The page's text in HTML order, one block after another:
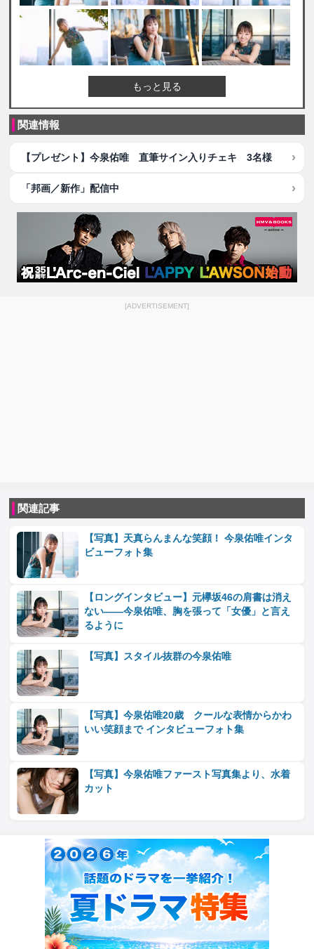
もっと見る
関連情報
【プレゼント】今泉佑唯 直筆サイン入りチェキ 3名様
「邦画／新作」配信中
[ADVERTISEMENT]
関連記事
【写真】天真らんまんな笑顔！ 今泉佑唯インタ
ビューフォト集
【ロングインタビュー】元欅坂46の肩書は消え
ない――今泉佑唯、胸を張って「女優」と言え
るように
【写真】スタイル抜群の今泉佑唯
【写真】今泉佑唯20歳 クールな表情からかわ
いい笑顔まで インタビューフォト集
【写真】今泉佑唯ファースト写真集より、水着
カット